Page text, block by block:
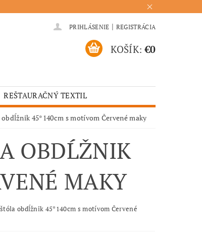
PRIHLÁSENIE | REGISTRÁCIA
KOŠÍK: €0
REŠTAURAČNÝ TEXTIL
HOTELOVÝ TEXTIL
45*140cm s motívom Červené maky
OBDĹŽNIK
MAKY
obdĺžnik 45*140cm s motívom Červené